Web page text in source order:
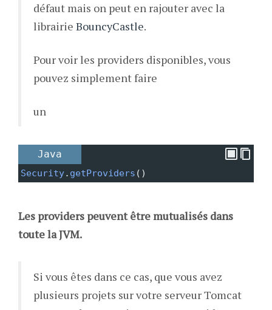
défaut mais on peut en rajouter avec la
librairie BouncyCastle.
Pour voir les providers disponibles, vous
pouvez simplement faire
un
Java
Security. getProviders ()
Les providers peuvent être mutualisés dans
toute la JVM.
Si vous êtes dans ce cas, que vous avez
plusieurs projets sur votre serveur Tomcat